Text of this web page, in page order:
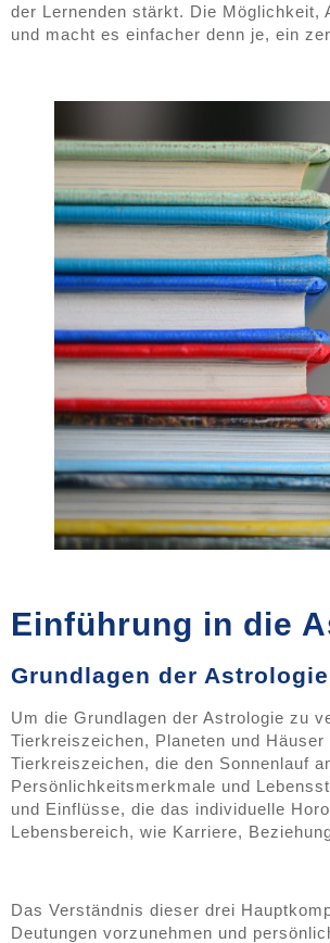
der Lernenden stärkt. Die Möglichkeit,
und macht es einfacher denn je, ein
Einführung in die
Grundlagen der
Um die Grundlagen der Astrologie zu
Tierkreiszeichen, Planeten und
Tierkreiszeichen, die den Sonnenlauf
Persönlichkeitsmerkmale und
und Einflüsse, die das individuelle
Lebensbereich, wie Karriere,
Das Verständnis dieser drei
Deutungen vorzunehmen und